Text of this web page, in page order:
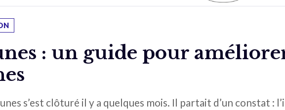
: un guide pour
s’est clôturé il y a quelques mois. Il partait d’un constat :